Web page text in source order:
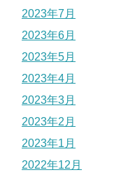
2023年7月
2023年6月
2023年5月
2023年4月
2023年3月
2023年2月
2023年1月
2022年12月